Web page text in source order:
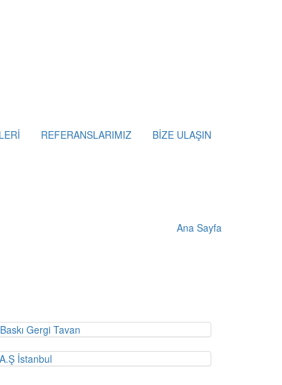
REFERANSLARIMIZ BİZE ULAŞIN
Ana Sayfa